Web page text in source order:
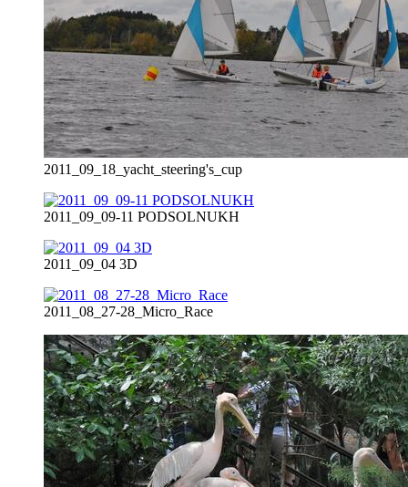
2011_09_18_yacht_steering's_cup
2011_09_09-11 PODSOLNUKH
2011_09_04 3D
2011_08_27-28_Micro_Race